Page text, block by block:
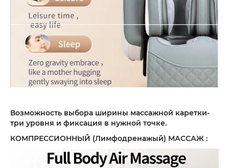
Возможность выбора ширины массажной каретки-
три уровня и фиксация в нужной точке.
КОМПРЕССИОННЫЙ (Лимфодренажый) МАССАЖ :